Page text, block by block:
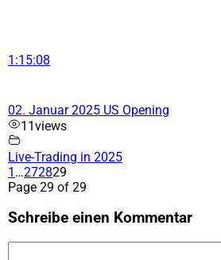
1:15:08
02. Januar 2025 US Opening
11views
Live-Trading in 2025
1 …272829
Page 29 of 29
Schreibe einen Kommentar